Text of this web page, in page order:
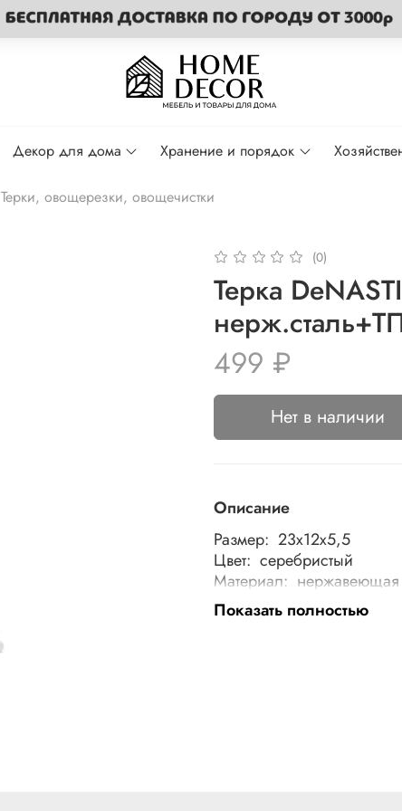
Декор для дома Хранение и порядок
Терки, овощерезки, овощечистки
(0)
Терка
499 ₽
Нет в наличии
Описание
Размер: 23x12x5,5
Цвет: серебристый
Материал:
Особенности: терка
Показать полностью